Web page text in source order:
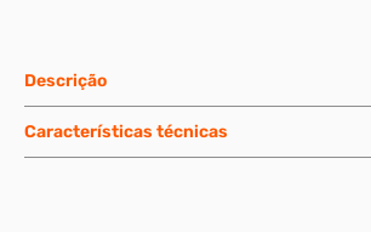
Descrição
Características técnicas